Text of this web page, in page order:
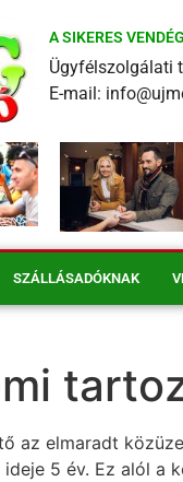
A SIKERES
Ügyfélszolgálati
E-mail:
SZÁLLÁSADÓKNAK
az elmaradt
ideje 5 év. Ez alól